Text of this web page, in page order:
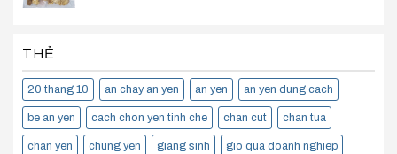
THẺ
20 thang 10 an chay an yen an yen an yen dung cach
be an yen cach chon yen tinh che chan cut chan tua
chan yen chung yen giang sinh gio qua doanh nghiep